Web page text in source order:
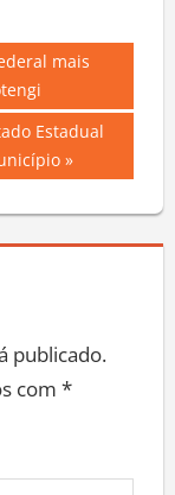
mais
Estadual
publicado.
com *